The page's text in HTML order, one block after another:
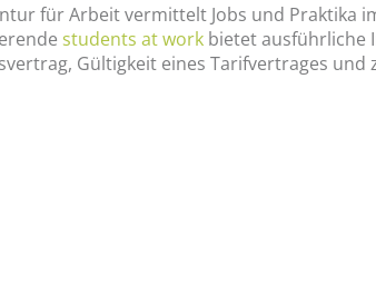
für Arbeit vermittelt Jobs und Praktika
students at work bietet ausführliche
Gültigkeit eines Tarifvertrages und